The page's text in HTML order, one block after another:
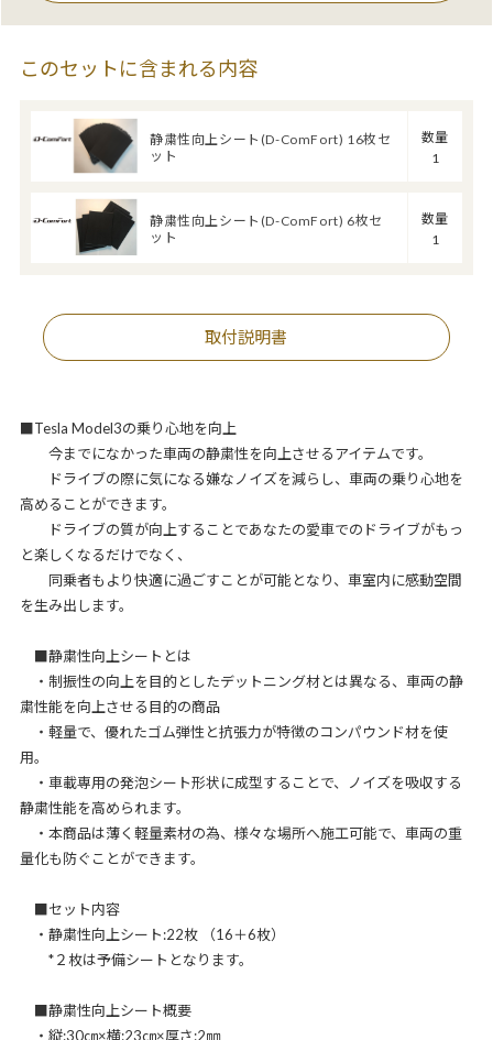
このセットに含まれる内容
静粛性向上シート(D-ComFort) 16枚セ
ット
数量
1
静粛性向上シート(D-ComFort) 6枚セ
ット
数量
1
取付説明書
■Tesla Model3の乗り心地を向上
今までになかった車両の静粛性を向上させるアイテムです。
ドライブの際に気になる嫌なノイズを減らし、車両の乗り心地を
高めることができます。
ドライブの質が向上することであなたの愛車でのドライブがもっ
と楽しくなるだけでなく、
同乗者もより快適に過ごすことが可能となり、車室内に感動空間
を生み出します。
■静粛性向上シートとは
・制振性の向上を目的としたデットニング材とは異なる、車両の静
粛性能を向上させる目的の商品
・軽量で、優れたゴム弾性と抗張力が特徴のコンパウンド材を使
用。
・車載専用の発泡シート形状に成型することで、ノイズを吸収する
静粛性能を高められます。
・本商品は薄く軽量素材の為、様々な場所へ施工可能で、車両の重
量化も防ぐことができます。
■セット内容
・静粛性向上シート:22枚 （16＋6枚）
*２枚は予備シートとなります。
■静粛性向上シート概要
・縦:30㎝×横:23㎝×厚さ:2㎜